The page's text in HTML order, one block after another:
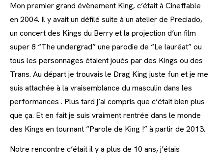
Mon premier grand évènement King, c’était à Cineffable
en 2004. Il y avait un défilé suite à un atelier de Preciado,
un concert des Kings du Berry et la projection d’un film
super 8 “The undergrad” une parodie de “Le lauréat” ou
tous les personnages étaient joués par des Kings ou des
Trans. Au départ je trouvais le Drag King juste fun et je me
suis attachée à la vraisemblance du masculin dans les
performances . Plus tard j’ai compris que c’était bien plus
que ça. Et en fait je suis vraiment rentrée dans le monde
des Kings en tournant “Parole de King !” à partir de 2013.
Notre rencontre c’était il y a plus de 10 ans, j’étais